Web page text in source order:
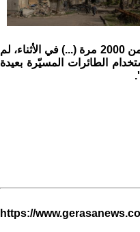
الجيش الروسي وقف إطلاق النار الذي أعلنه (فلاديمير) بوتين أكثر من 2000 مرة (...) في الأثناء، لم
الطائرات المسيّرة بعيدة
https://